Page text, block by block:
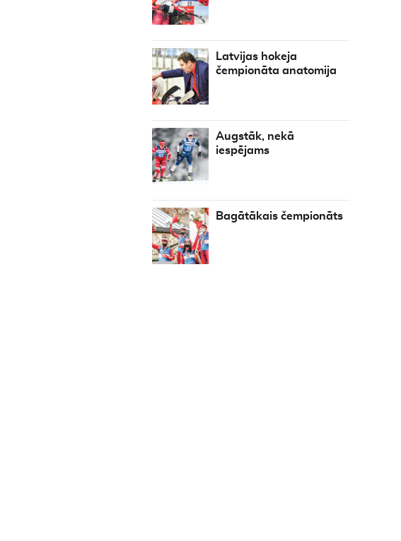
Latvijas hokeja
čempionāta anatomija
Augstāk, nekā
iespējams
Bagātākais čempionāts